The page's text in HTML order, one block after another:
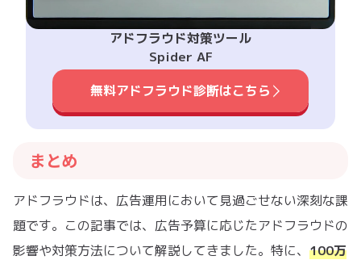
アドフラウド対策ツール
Spider AF
無料アドフラウド診断はこちら
まとめ
アドフラウドは、広告運用において見過ごせない深刻な課
題です。この記事では、広告予算に応じたアドフラウドの
影響や対策方法について解説してきました。特に、 100万